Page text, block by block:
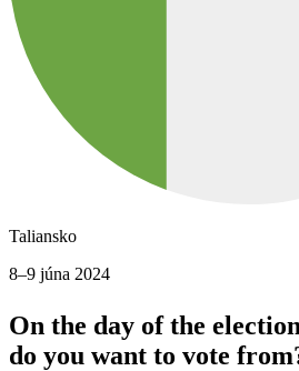
Taliansko
8–9 júna 2024
On the day of the
do you want to vote